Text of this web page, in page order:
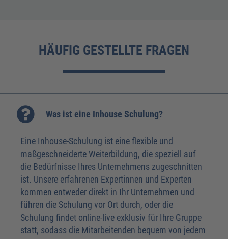
HÄUFIG GESTELLTE FRAGEN
Was ist eine Inhouse Schulung?
Eine Inhouse-Schulung ist eine flexible und
maßgeschneiderte Weiterbildung, die speziell auf
die Bedürfnisse Ihres Unternehmens zugeschnitten
ist. Unsere erfahrenen Expertinnen und Experten
kommen entweder direkt in Ihr Unternehmen und
führen die Schulung vor Ort durch, oder die
Schulung findet online-live exklusiv für Ihre Gruppe
statt, sodass die Mitarbeitenden bequem von jedem